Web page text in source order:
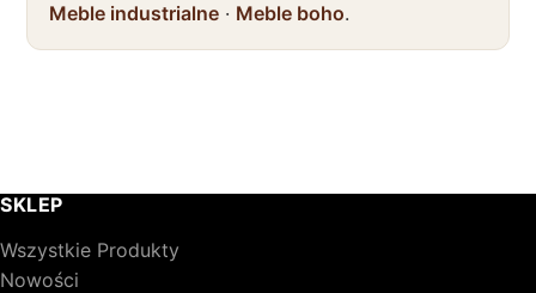
Meble industrialne · Meble boho.
SKLEP
Wszystkie Produkty
Nowości